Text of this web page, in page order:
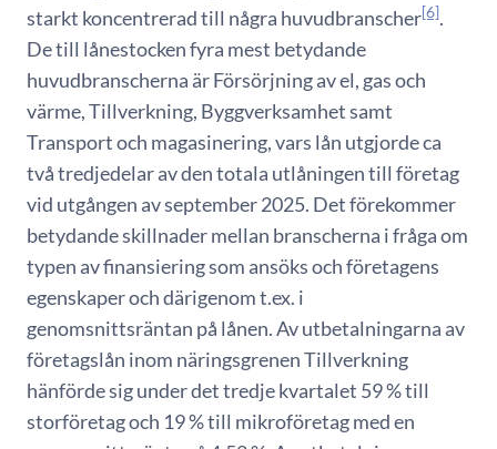
starkt koncentrerad till några huvudbranscher[6].
De till lånestocken fyra mest betydande
huvudbranscherna är Försörjning av el, gas och
värme, Tillverkning, Byggverksamhet samt
Transport och magasinering, vars lån utgjorde ca
två tredjedelar av den totala utlåningen till företag
vid utgången av september 2025. Det förekommer
betydande skillnader mellan branscherna i fråga om
typen av finansiering som ansöks och företagens
egenskaper och därigenom t.ex. i
genomsnittsräntan på lånen. Av utbetalningarna av
företagslån inom näringsgrenen Tillverkning
hänförde sig under det tredje kvartalet 59 % till
storföretag och 19 % till mikroföretag med en